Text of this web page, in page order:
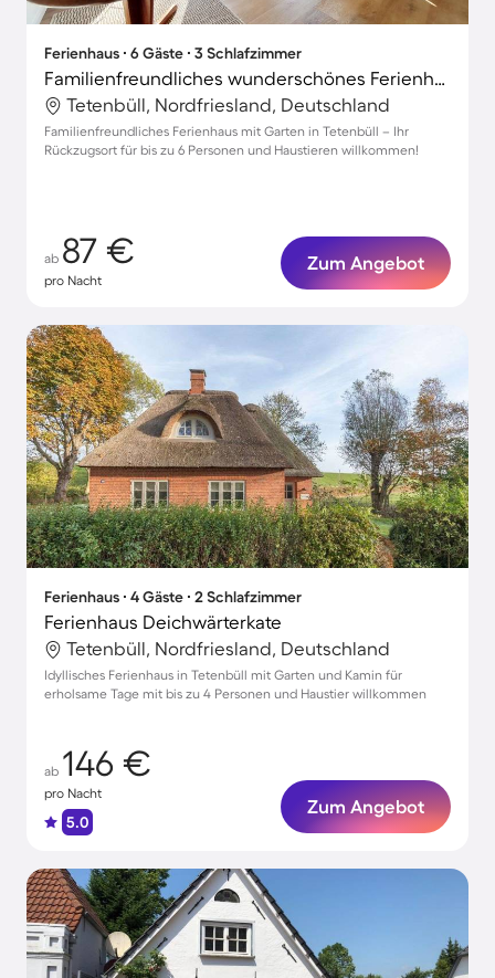
Ferienhaus ∙ 6 Gäste ∙ 3 Schlafzimmer
Familienfreundliches wunderschönes Ferienhaus mit Garten, Grill und Terrasse | Gartenblick | Haustiere erlaubt
Tetenbüll, Nordfriesland, Deutschland
Familienfreundliches Ferienhaus mit Garten in Tetenbüll – Ihr
Rückzugsort für bis zu 6 Personen und Haustieren willkommen!
ab 87 €
pro Nacht
Zum Angebot
Ferienhaus ∙ 4 Gäste ∙ 2 Schlafzimmer
Ferienhaus Deichwärterkate
Tetenbüll, Nordfriesland, Deutschland
Idyllisches Ferienhaus in Tetenbüll mit Garten und Kamin für
erholsame Tage mit bis zu 4 Personen und Haustier willkommen
ab 146 €
pro Nacht
5.0
Zum Angebot